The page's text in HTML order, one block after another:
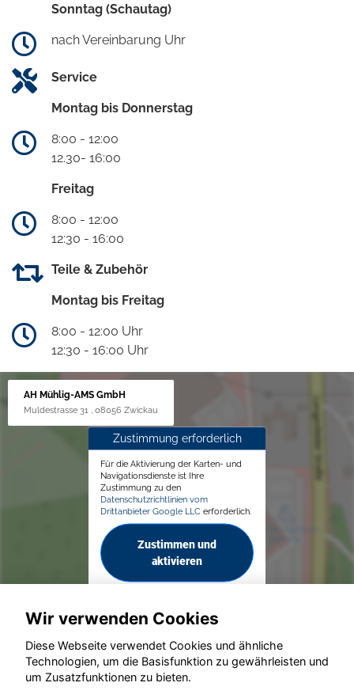
Sonntag (Schautag)
nach Vereinbarung Uhr
Service
Montag bis Donnerstag
8:00 - 12:00
12.30- 16:00
Freitag
8:00 - 12:00
12:30 - 16:00
Teile & Zubehör
Montag bis Freitag
8:00 - 12:00 Uhr
12:30 - 16:00 Uhr
AH Mühlig-AMS GmbH
Muldestrasse 31 , 08056 Zwickau
Zustimmung erforderlich
Für die Aktivierung der Karten- und
Navigationsdienste ist Ihre
Zustimmung zu den
Datenschutzrichtlinien vom
Drittanbieter Google LLC erforderlich.
Zustimmen und
aktivieren
© konjunkturmotor.de GmbH 2020 - 2026
Wir verwenden Cookies
Diese Webseite verwendet Cookies und ähnliche
Technologien, um die Basisfunktion zu gewährleisten und
um Zusatzfunktionen zu bieten.